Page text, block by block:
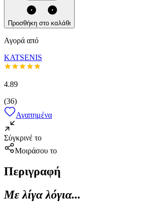
Προσθήκη στο καλάθι
Αγορά από
KATSENIS
4.89
(36)
Αγαπημένα
Σύγκρινέ το
Μοιράσου το
Περιγραφή
Με λίγα λόγια...